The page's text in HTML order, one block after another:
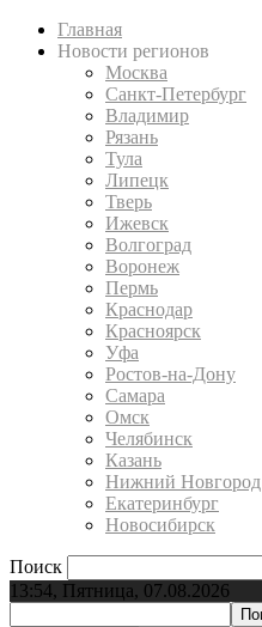
Главная
Новости регионов
Москва
Санкт-Петербург
Владимир
Рязань
Тула
Липецк
Тверь
Ижевск
Волгоград
Воронеж
Пермь
Краснодар
Красноярск
Уфа
Ростов-на-Дону
Самара
Омск
Челябинск
Казань
Нижний Новгород
Екатеринбург
Новосибирск
Поиск
13:54, Пятница, 07.08.2026